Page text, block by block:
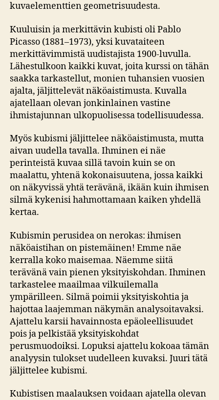
kuvaelementtien geometrisuudesta.
Kuuluisin ja merkittävin kubisti oli Pablo
Picasso (1881–1973), yksi kuvataiteen
merkittävimmistä uudistajista 1900-luvulla.
Lähestulkoon kaikki kuvat, joita kurssi on tähän
saakka tarkastellut, monien tuhansien vuosien
ajalta, jäljittelevät näköaistimusta. Kuvalla
ajatellaan olevan jonkinlainen vastine
ihmistajunnan ulkopuolisessa todellisuudessa.
Myös kubismi jäljittelee näköaistimusta, mutta
aivan uudella tavalla. Ihminen ei näe
perinteistä kuvaa sillä tavoin kuin se on
maalattu, yhtenä kokonaisuutena, jossa kaikki
on näkyvissä yhtä terävänä, ikään kuin ihmisen
silmä kykenisi hahmottamaan kaiken yhdellä
kertaa.
Kubismin perusidea on nerokas: ihmisen
näköaistihan on pistemäinen! Emme näe
kerralla koko maisemaa. Näemme siitä
terävänä vain pienen yksityiskohdan. Ihminen
tarkastelee maailmaa vilkuilemalla
ympärilleen. Silmä poimii yksityiskohtia ja
hajottaa laajemman näkymän analysoitavaksi.
Ajattelu karsii havainnosta epäoleellisuudet
pois ja pelkistää yksityiskohdat
perusmuodoiksi. Lopuksi ajattelu kokoaa tämän
analyysin tulokset uudelleen kuvaksi. Juuri tätä
jäljittelee kubismi.
Kubistisen maalauksen voidaan ajatella olevan